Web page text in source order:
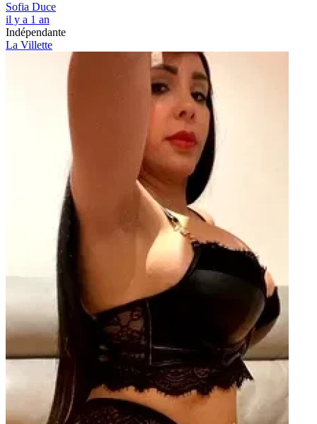
Sofia Duce
il y a 1 an
Indépendante
La Villette